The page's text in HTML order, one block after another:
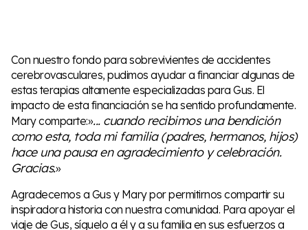
Con nuestro fondo para sobrevivientes de accidentes
cerebrovasculares, pudimos ayudar a financiar algunas de
estas terapias altamente especializadas para Gus. El
impacto de esta financiación se ha sentido profundamente.
Mary comparte:»... cuando recibimos una bendición
como esta, toda mi familia (padres, hermanos, hijos)
hace una pausa en agradecimiento y celebración.
Gracias.»
Agradecemos a Gus y Mary por permitirnos compartir su
inspiradora historia con nuestra comunidad. Para apoyar el
viaje de Gus, síguelo a él y a su familia en sus esfuerzos a